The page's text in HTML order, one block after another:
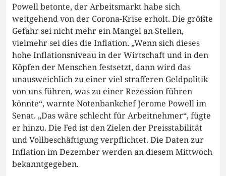
Powell betonte, der Arbeitsmarkt habe sich
weitgehend von der Corona-Krise erholt. Die größte
Gefahr sei nicht mehr ein Mangel an Stellen,
vielmehr sei dies die Inflation. „Wenn sich dieses
hohe Inflationsniveau in der Wirtschaft und in den
Köpfen der Menschen festsetzt, dann wird das
unausweichlich zu einer viel strafferen Geldpolitik
von uns führen, was zu einer Rezession führen
könnte“, warnte Notenbankchef Jerome Powell im
Senat. „Das wäre schlecht für Arbeitnehmer“, fügte
er hinzu. Die Fed ist den Zielen der Preisstabilität
und Vollbeschäftigung verpflichtet. Die Daten zur
Inflation im Dezember werden an diesem Mittwoch
bekanntgegeben.